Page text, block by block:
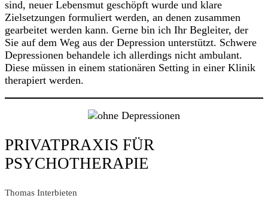
sind, neuer Lebensmut geschöpft wurde und klare
Zielsetzungen formuliert werden, an denen zusammen
gearbeitet werden kann. Gerne bin ich Ihr Begleiter, der
Sie auf dem Weg aus der Depression unterstützt. Schwere
Depressionen behandele ich allerdings nicht ambulant.
Diese müssen in einem stationären Setting in einer Klinik
therapiert werden.
PRIVATPRAXIS FÜR
PSYCHOTHERAPIE
Thomas Interbieten